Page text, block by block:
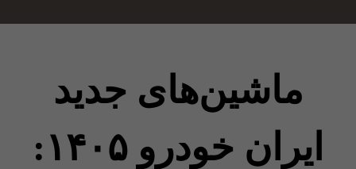
ماشین‌های جدید
ایران خودرو ۱۴۰۵: